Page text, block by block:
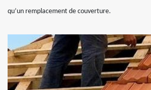
qu’un remplacement de couverture.